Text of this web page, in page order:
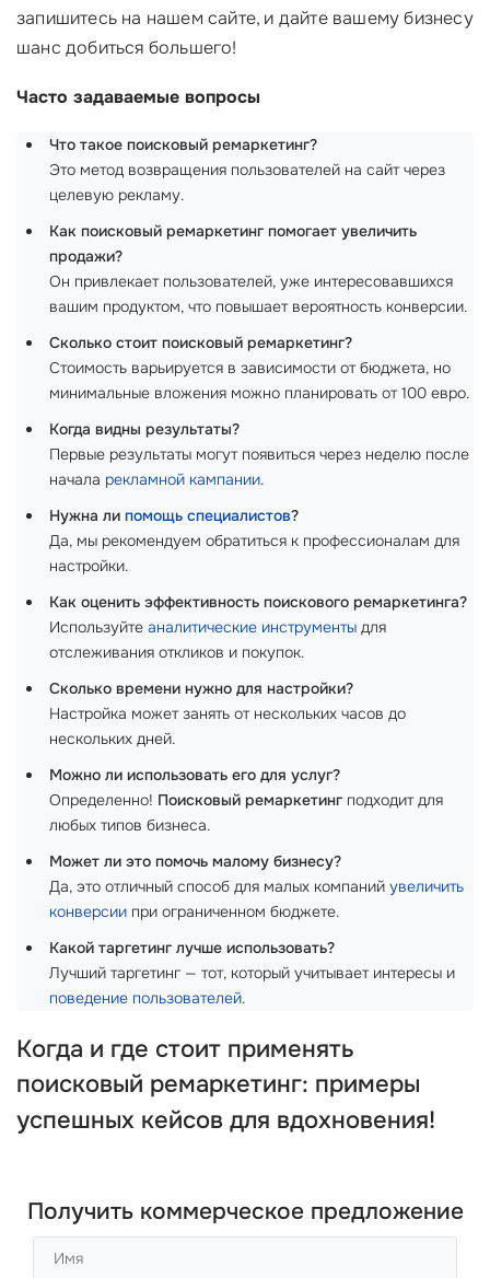
запишитесь на нашем сайте, и дайте вашему бизнесу
шанс добиться большего!
Часто задаваемые вопросы
Что такое поисковый ремаркетинг?
Это метод возвращения пользователей на сайт через
целевую рекламу.
Как поисковый ремаркетинг помогает увеличить
продажи?
Он привлекает пользователей, уже интересовавшихся
вашим продуктом, что повышает вероятность конверсии.
Сколько стоит поисковый ремаркетинг?
Стоимость варьируется в зависимости от бюджета, но
минимальные вложения можно планировать от 100 евро.
Когда видны результаты?
Первые результаты могут появиться через неделю после
начала рекламной кампании.
Нужна ли помощь специалистов?
Да, мы рекомендуем обратиться к профессионалам для
настройки.
Как оценить эффективность поискового ремаркетинга?
Используйте аналитические инструменты для
отслеживания откликов и покупок.
Сколько времени нужно для настройки?
Настройка может занять от нескольких часов до
нескольких дней.
Можно ли использовать его для услуг?
Определенно! Поисковый ремаркетинг подходит для
любых типов бизнеса.
Может ли это помочь малому бизнесу?
Да, это отличный способ для малых компаний увеличить
конверсии при ограниченном бюджете.
Какой таргетинг лучше использовать?
Лучший таргетинг — тот, который учитывает интересы и
поведение пользователей.
Когда и где стоит применять
поисковый ремаркетинг: примеры
успешных кейсов для вдохновения!
Получить коммерческое предложение